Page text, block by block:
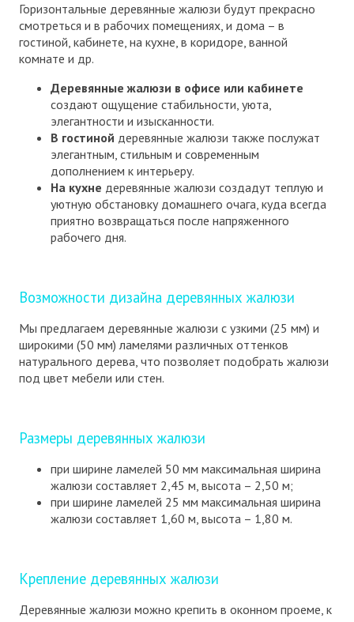
Горизонтальные деревянные жалюзи будут прекрасно
смотреться и в рабочих помещениях, и дома – в
гостиной, кабинете, на кухне, в коридоре, ванной
комнате и др.
Деревянные жалюзи в офисе или кабинете
создают ощущение стабильности, уюта,
элегантности и изысканности.
В гостиной деревянные жалюзи также послужат
элегантным, стильным и современным
дополнением к интерьеру.
На кухне деревянные жалюзи создадут теплую и
уютную обстановку домашнего очага, куда всегда
приятно возвращаться после напряженного
рабочего дня.
Возможности дизайна деревянных жалюзи
Мы предлагаем деревянные жалюзи с узкими (25 мм) и
широкими (50 мм) ламелями различных оттенков
натурального дерева, что позволяет подобрать жалюзи
под цвет мебели или стен.
Размеры деревянных жалюзи
при ширине ламелей 50 мм максимальная ширина
жалюзи составляет 2,45 м, высота – 2,50 м;
при ширине ламелей 25 мм максимальная ширина
жалюзи составляет 1,60 м, высота – 1,80 м.
Крепление деревянных жалюзи
Деревянные жалюзи можно крепить в оконном проеме, к